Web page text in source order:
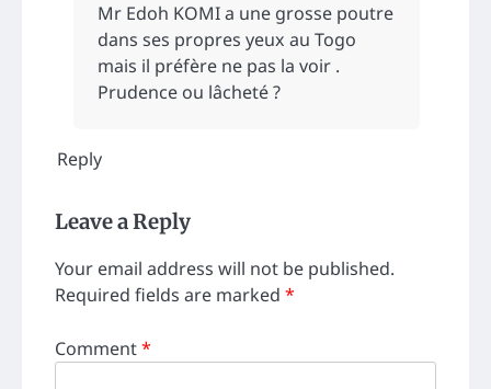
Mr Edoh KOMI a une grosse poutre
dans ses propres yeux au Togo
mais il préfère ne pas la voir .
Prudence ou lâcheté ?
Reply
Leave a Reply
Your email address will not be published.
Required fields are marked *
Comment*